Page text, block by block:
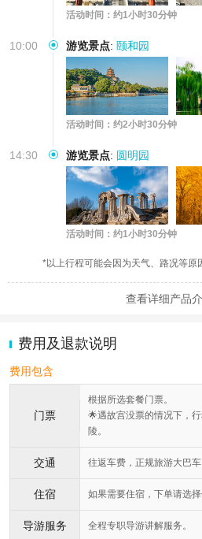
活动时间：约1小时30分钟
10:00 游览景点: 颐和园
活动时间：约2小时30分钟
14:30 游览景点: 圆明园
活动时间：约1小时30分钟
*以上行程可能会因为天气、路况等原
查看详细产品
费用及退款说明
费用包含
门票
根据所选套餐门票。
🌟遇故宫没票的情况下，
陵。
交通 往返车费，正规旅游大巴车
住宿 如果需要住宿，下单请选择
导游服务 全程专职导游讲解服务。